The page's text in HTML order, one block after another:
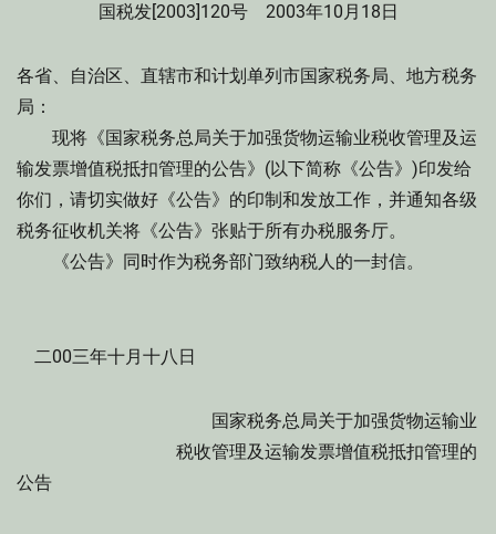
国税发[2003]120号 2003年10月18日
各省、自治区、直辖市和计划单列市国家税务局、地方税务
局：
现将《国家税务总局关于加强货物运输业税收管理及运
输发票增值税抵扣管理的公告》(以下简称《公告》)印发给
你们，请切实做好《公告》的印制和发放工作，并通知各级
税务征收机关将《公告》张贴于所有办税服务厅。
《公告》同时作为税务部门致纳税人的一封信。
二00三年十月十八日
国家税务总局关于加强货物运输业
税收管理及运输发票增值税抵扣管理的
公告